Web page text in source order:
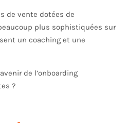
de vente dotées de
plus sophistiquées sur
un coaching et une
de l’onboarding
?